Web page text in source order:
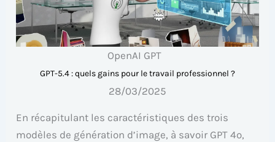
OpenAI GPT
GPT-5.4 : quels gains pour le travail professionnel ?
28/03/2025
En récapitulant les caractéristiques des trois
modèles de génération d’image, à savoir GPT 4o,